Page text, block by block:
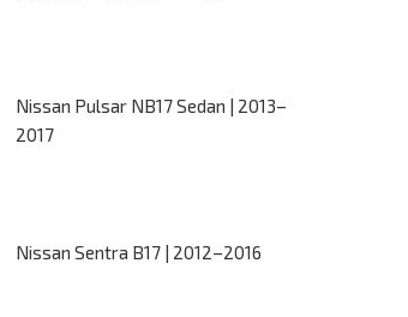
Nissan Pulsar NB17 Sedan | 2013–
2017
Nissan Sentra B17 | 2012–2016